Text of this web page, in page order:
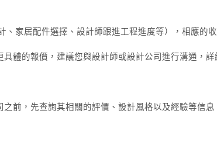
家居配件選擇、設計師跟進工程進度等），相應的
體的報價，建議您與設計師或設計公司進行溝通，
前，先查詢其相關的評價、設計風格以及經驗等信